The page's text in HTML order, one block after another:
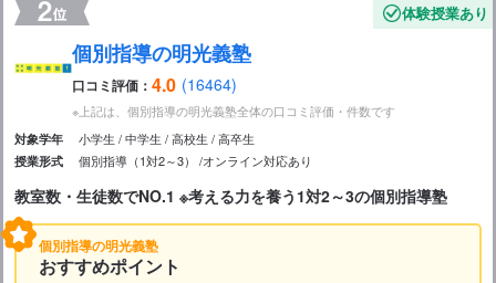
体験授業あり
個別指導の明光義塾
口コミ評価： 4.0 (16464)
※上記は、個別指導の明光義塾全体の口コミ評価・件数です
対象学年 小学生 中学生 高校生 高卒生
授業形式 個別指導（1対2～3） オンライン対応あり
教室数・生徒数でNO.1 ※考える力を養う1対2～3の個別指導塾
個別指導の明光義塾
おすすめポイント